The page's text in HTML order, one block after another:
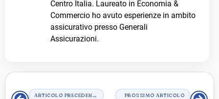
Centro Italia. Laureato in Economia &
Commercio ho avuto esperienze in ambito
assicurativo presso Generali
Assicurazioni.
ARTICOLO PRECEDENTE PROSSIMO ARTICOLO